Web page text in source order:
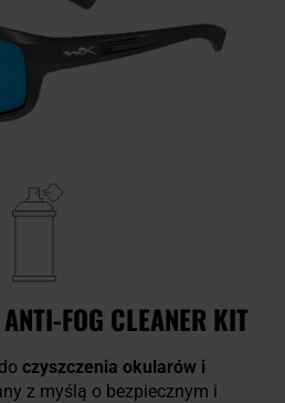
FOG CLEANER KIT
czyszczenia okularów i
z myślą o bezpiecznym i